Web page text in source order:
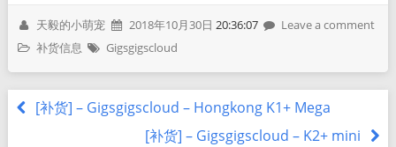
天毅的小萌宠 2018年10月30日 20:36:07
Leave a comment
补货信息
Gigsgigscloud
[补货] – Gigsgigscloud – Hongkong K1+ Mega
[补货] – Gigsgigscloud – K2+ mini